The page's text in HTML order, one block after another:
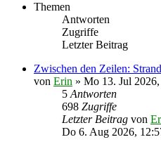
Themen
Antworten
Zugriffe
Letzter Beitrag
Zwischen den Zeilen:
von Erin » Mo 13. Jul
5 Antworten
698 Zugriffe
Letzter Beitrag von
Do 6. Aug 2026,